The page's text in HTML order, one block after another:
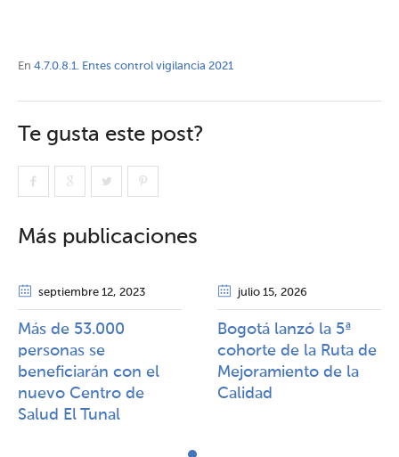
En 4.7.0.8.1. Entes control vigilancia 2021
Te gusta este post?
Más publicaciones
septiembre 12, 2023
Más de 53.000
personas se
beneficiarán con el
nuevo Centro de
Salud El Tunal
julio 15, 2026
Bogotá lanzó la 5ª
cohorte de la Ruta de
Mejoramiento de la
Calidad​​